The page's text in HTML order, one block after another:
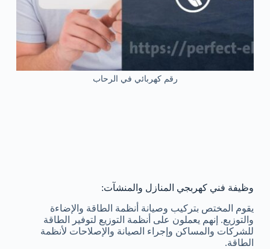
رقم كهربائي في الرحاب
وظيفة فني كهربجي المنازل والمنشآت:
يقوم المختص بتركيب وصيانة أنظمة الطاقة والإضاءة
والتوزيع. إنهم يعملون على أنظمة التوزيع لتوفير الطاقة
للشركات والمساكن وإجراء الصيانة والإصلاحات لأنظمة
الطاقة.